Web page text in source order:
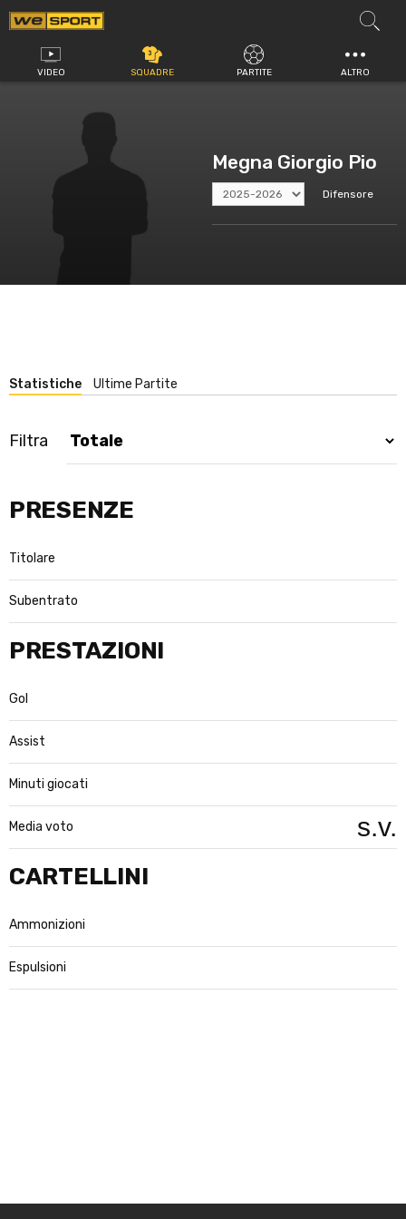
Vai
al
contenuto
VIDEO SQUADRE PARTITE ALTRO
Megna Giorgio Pio
Difensore
Statistiche Ultime Partite
Filtra
PRESENZE
Titolare
Subentrato
CARTELLINI
Ammonizioni
Espulsioni
PRESTAZIONI
Gol
Assist
Minuti giocati
Media voto s.v.